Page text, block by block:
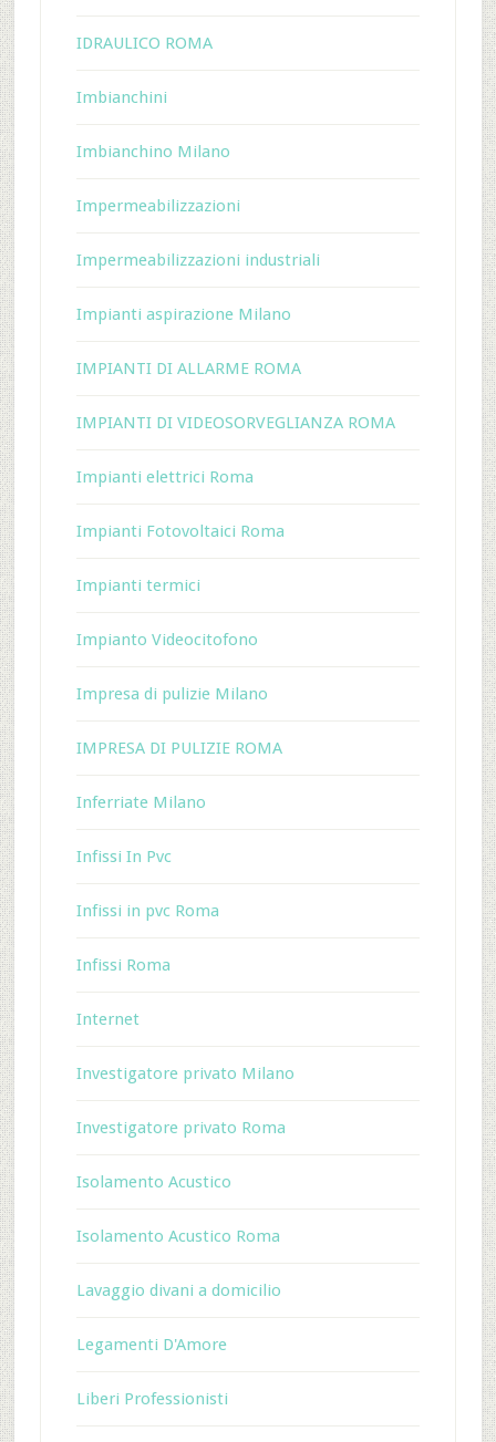
IDRAULICO ROMA
Imbianchini
Imbianchino Milano
Impermeabilizzazioni
Impermeabilizzazioni industriali
Impianti aspirazione Milano
IMPIANTI DI ALLARME ROMA
IMPIANTI DI VIDEOSORVEGLIANZA ROMA
Impianti elettrici Roma
Impianti Fotovoltaici Roma
Impianti termici
Impianto Videocitofono
Impresa di pulizie Milano
IMPRESA DI PULIZIE ROMA
Inferriate Milano
Infissi In Pvc
Infissi in pvc Roma
Infissi Roma
Internet
Investigatore privato Milano
Investigatore privato Roma
Isolamento Acustico
Isolamento Acustico Roma
Lavaggio divani a domicilio
Legamenti D'Amore
Liberi Professionisti